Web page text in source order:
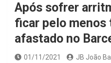
Após sofrer
ficar pelo menos
afastado no
01/11/2021 JB João